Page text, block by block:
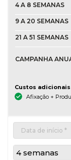
4 A 8 SEMANAS
9 A 20 SEMANAS
21 A 51 SEMANAS
CAMPANHA
Custos adicionais
Afixação +
4 semanas